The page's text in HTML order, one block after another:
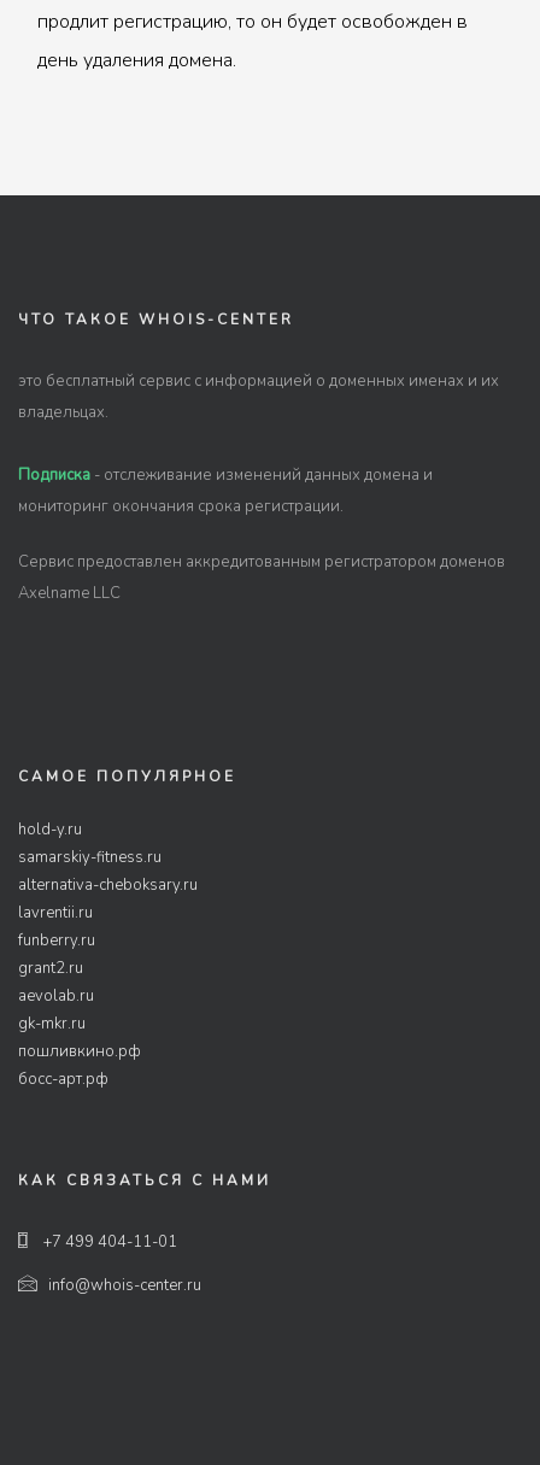
продлит регистрацию, то он будет освобожден в
день удаления домена.
ЧТО ТАКОЕ WHOIS-CENTER
это бесплатный сервис с информацией о доменных именах и их
владельцах.
Подписка - отслеживание изменений данных домена и
мониторинг окончания срока регистрации.
Сервис предоставлен аккредитованным регистратором доменов
Axelname LLC
САМОЕ ПОПУЛЯРНОЕ
hold-y.ru
samarskiy-fitness.ru
alternativa-cheboksary.ru
lavrentii.ru
funberry.ru
grant2.ru
aevolab.ru
gk-mkr.ru
пошливкино.рф
босс-арт.рф
КАК СВЯЗАТЬСЯ С НАМИ
+7 499 404-11-01
info@whois-center.ru